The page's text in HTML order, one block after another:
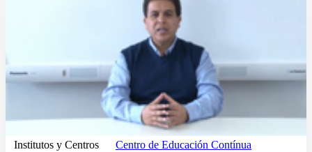
Institutos y Centros Centro de Educación Contínua